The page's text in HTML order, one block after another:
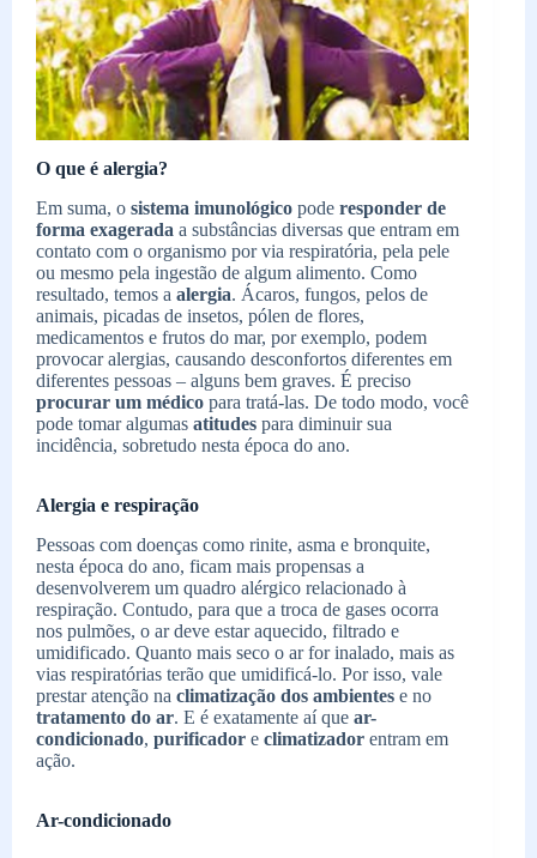
O que é alergia?
Em suma, o sistema imunológico pode responder de
forma exagerada a substâncias diversas que entram em
contato com o organismo por via respiratória, pela pele
ou mesmo pela ingestão de algum alimento. Como
resultado, temos a alergia. Ácaros, fungos, pelos de
animais, picadas de insetos, pólen de flores,
medicamentos e frutos do mar, por exemplo, podem
provocar alergias, causando desconfortos diferentes em
diferentes pessoas – alguns bem graves. É preciso
procurar um médico para tratá-las. De todo modo, você
pode tomar algumas atitudes para diminuir sua
incidência, sobretudo nesta época do ano.
Alergia e respiração
Pessoas com doenças como rinite, asma e bronquite,
nesta época do ano, ficam mais propensas a
desenvolverem um quadro alérgico relacionado à
respiração. Contudo, para que a troca de gases ocorra
nos pulmões, o ar deve estar aquecido, filtrado e
umidificado. Quanto mais seco o ar for inalado, mais as
vias respiratórias terão que umidificá-lo. Por isso, vale
prestar atenção na climatização dos ambientes e no
tratamento do ar. E é exatamente aí que ar-
condicionado, purificador e climatizador entram em
ação.
Ar-condicionado